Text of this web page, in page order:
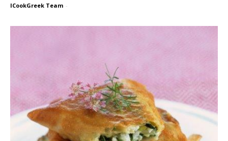
ICookGreek Team -